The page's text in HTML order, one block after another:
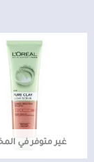
غير متوفر في